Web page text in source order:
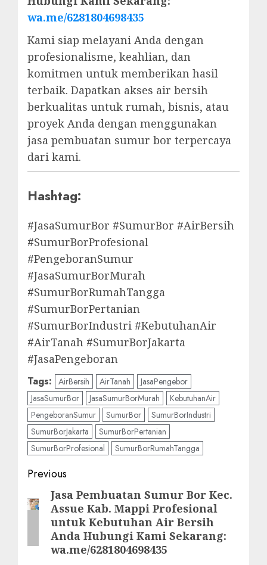
wa.me/6281804698435
Kami siap melayani Anda dengan
profesionalisme, keahlian, dan
komitmen untuk memberikan hasil
terbaik. Dapatkan akses air bersih
berkualitas untuk rumah, bisnis, atau
proyek Anda dengan menggunakan
jasa pembuatan sumur bor terpercaya
dari kami.
Hashtag:
#JasaSumurBor #SumurBor #AirBersih
#SumurBorProfesional
#PengeboranSumur
#JasaSumurBorMurah
#SumurBorRumahTangga
#SumurBorPertanian
#SumurBorIndustri #KebutuhanAir
#AirTanah #SumurBorJakarta
#JasaPengeboran
Tags: AirBersih AirTanah
JasaPengebor
JasaSumurBor
JasaSumurBorMurah
KebutuhanAir
PengeboranSumur
SumurBor
SumurBorIndustri
SumurBorJakarta
SumurBorPertanian
SumurBorProfesional
SumurBorRumahTangga
Post
navigation
Previous
Previous
post:
Jasa Pembuatan Sumur Bor Kec.
Assue Kab. Mappi Profesional
untuk Kebutuhan Air Bersih
Anda Hubungi Kami Sekarang:
wa.me/6281804698435